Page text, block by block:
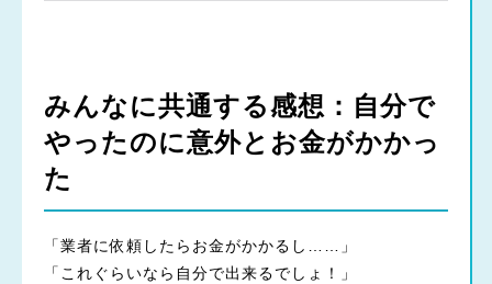
みんなに共通する感想：自分で
やったのに意外とお金がかかっ
た
「業者に依頼したらお金がかかるし……」
「これぐらいなら自分で出来るでしょ！」